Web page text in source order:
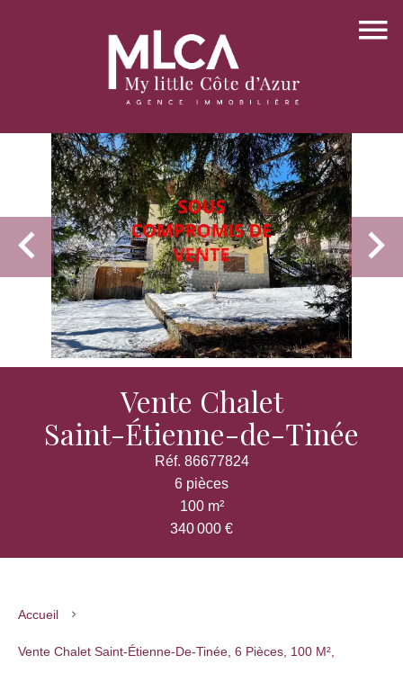
Vente Chalet
Saint-Étienne-de-Tinée
Réf. 86677824
6 pièces
100 m²
340 000 €
Accueil
Vente Chalet Saint-Étienne-De-Tinée, 6 Pièces, 100 M²,